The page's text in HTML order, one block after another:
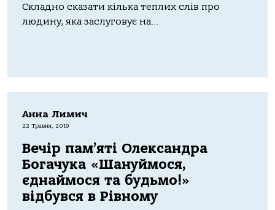
Складно сказати кілька теплих слів про
людину, яка заслуговує на...
Анна Лимич
22 Травня, 2019
Вечір пам’яті Олександра
Богачука «Шануймося,
єднаймося та будьмо!»
відбувся в Рівному